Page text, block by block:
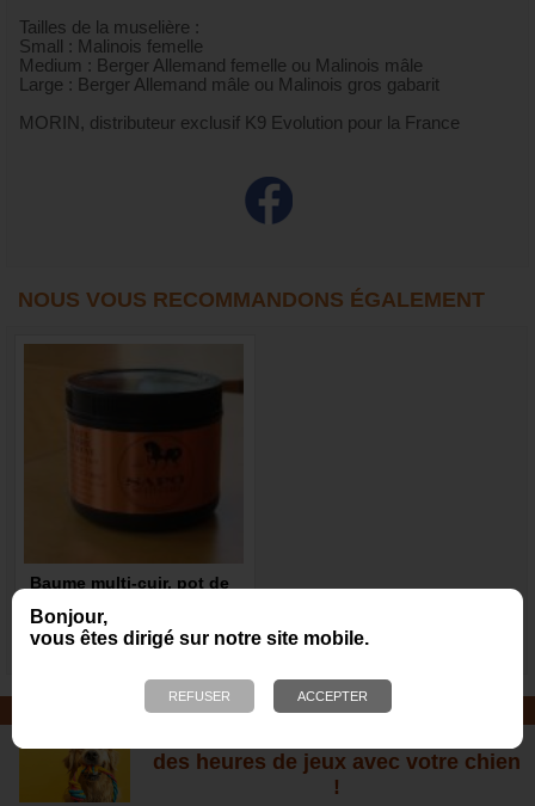
Bonjour,
vous êtes dirigé sur notre site mobile.
Tailles de la muselière :
Small : Malinois femelle
Medium : Berger Allemand femelle ou Malinois mâle
Large : Berger Allemand mâle ou Malinois gros gabarit
MORIN, distributeur exclusif K9 Evolution pour la France
NOUS VOUS RECOMMANDONS ÉGALEMENT
Baume multi-cuir, pot de
14,90 €
JOUETS EN CORDE
des heures de jeux avec votre chien
!